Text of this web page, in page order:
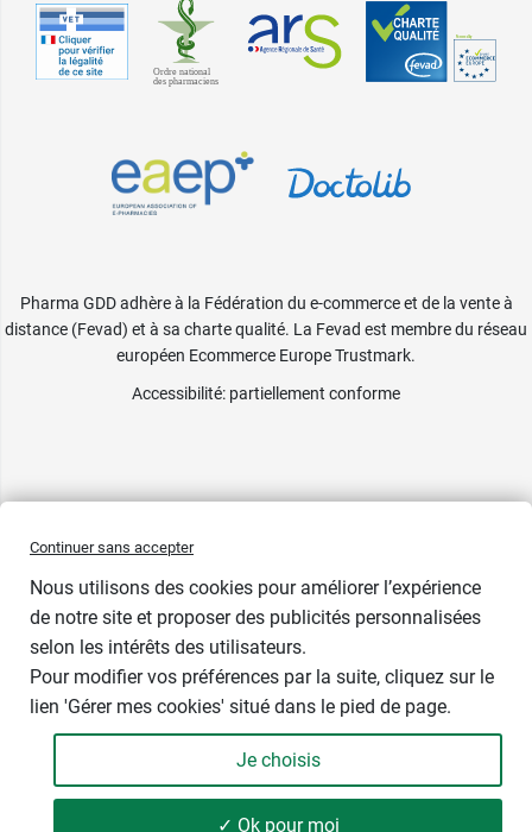
Contenance : 150 ml
-
16,39 €
Soit 109,27 € / litre
Pharma GDD adhère à la Fédération du e-commerce et de la vente à
distance (Fevad) et à sa charte qualité. La Fevad est membre du réseau
européen Ecommerce Europe Trustmark.
Accessibilité: partiellement conforme
Continuer sans accepter
Nous utilisons des cookies pour améliorer l’expérience
de notre site et proposer des publicités personnalisées
selon les intérêts des utilisateurs.
Pour modifier vos préférences par la suite, cliquez sur le
lien 'Gérer mes cookies' situé dans le pied de page.
Je choisis
✓ Ok pour moi